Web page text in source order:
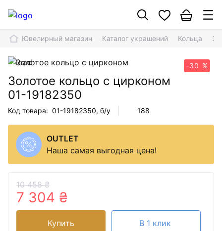
Ювелирный магазин Каталог украшений Кольца
-30 %
Золотое кольцо с цирконом
01-19182350
Код товара: 01-19182350, б/у 188
OUTLET
Наша самая выгодная цена!
10 458 ₴
7 304 ₴
Купить В 1 клик